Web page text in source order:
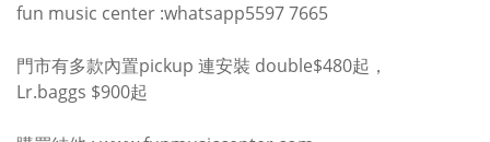
fun music center :whatsapp5597 7665
門市有多款內置pickup 連安裝 double$480起，
Lr.baggs $900起